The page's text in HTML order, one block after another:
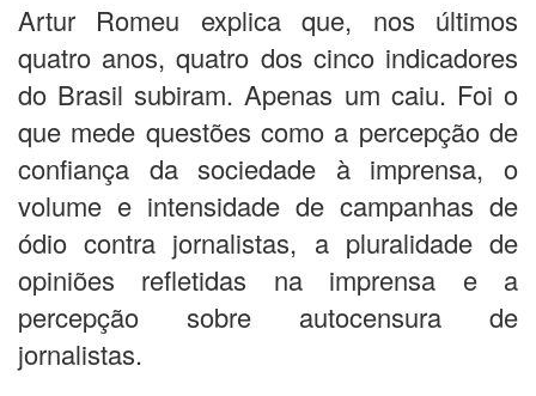
Artur Romeu explica que, nos últimos
quatro anos, quatro dos cinco indicadores
do Brasil subiram. Apenas um caiu. Foi o
que mede questões como a percepção de
confiança da sociedade à imprensa, o
volume e intensidade de campanhas de
ódio contra jornalistas, a pluralidade de
opiniões refletidas na imprensa e a
percepção sobre autocensura de
jornalistas.